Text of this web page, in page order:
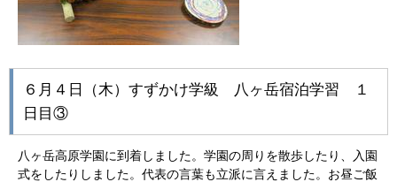
６月４日（木）すずかけ学級 八ヶ岳宿泊学習 １
日目③
八ヶ岳高原学園に到着しました。学園の周りを散歩したり、入園
式をしたりしました。代表の言葉も立派に言えました。お昼ご飯